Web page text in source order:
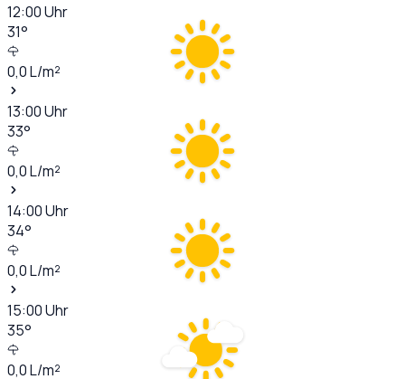
12:00Uhr
31°
0,0L/m²
13:00Uhr
33°
0,0L/m²
14:00Uhr
34°
0,0L/m²
15:00Uhr
35°
0,0L/m²